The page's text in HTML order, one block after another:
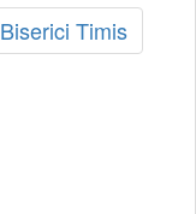
Biserici Timis